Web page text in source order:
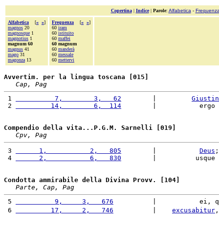
Copertina| Indice| Parole: Alfabetica -
Alfabetica [« »]
magnos 20
magnosque 1
magnotius 1
magnum 60
magnus 41
mago 31
magonza 13
Frequenza [« »]
60 iram
60 istituito
60 maffei
60 magnum
60 manderà
60 messale
60 mettervi
Avvertim. per la lingua toscana [015]
Cap, Pag
1
          7,        3,   62
2
         14,        6,  114
        |           ergo
Compendio della vita...P.G.M. Sarnelli [019]
Cpv, Pag
3
      1,           2,   805
Deus
4
      2,           6,   830
|
Condotta ammirabile della Divina Provv. [104]
Parte, Cap, Pag
5
          9,     3,   676
|           ei,
6
         17,     2,   746
excusabitur